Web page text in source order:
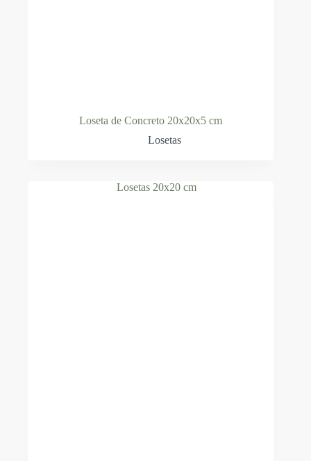
Loseta de Concreto 20x20x5 cm
Losetas